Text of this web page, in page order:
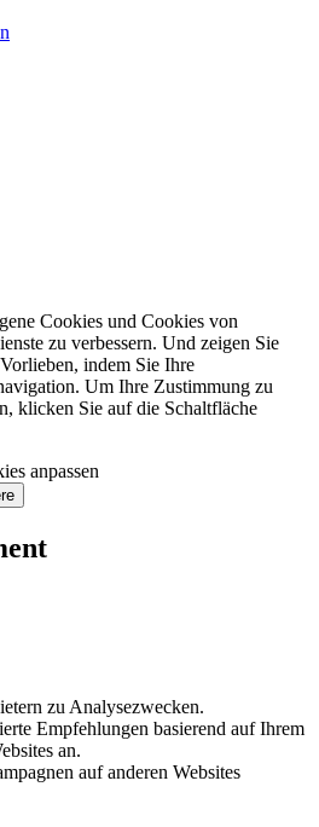
Cookies und Cookies von
zu verbessern. Und zeigen Sie
indem Sie Ihre
Um Ihre Zustimmung zu
klicken Sie auf die Schaltfläche
anpassen
zu Analysezwecken.
Empfehlungen basierend auf Ihrem
an.
auf anderen Websites